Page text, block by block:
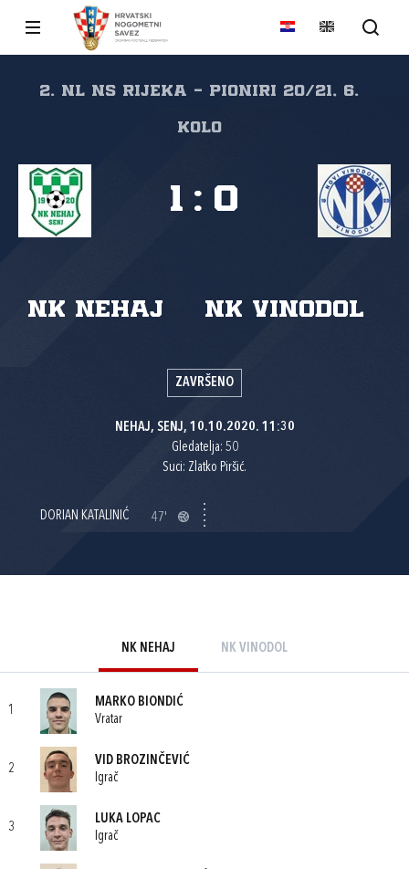
2. NL NS Rijeka - pioniri 20/21, 6.
kolo
NK Nehaj NK Vinodol
1 : 0
ZAVRŠENO
NEHAJ, SENJ, 10.10.2020. 11:30
Gledatelja: 50
Suci: Zlatko Piršić.
DORIAN KATALINIĆ 47'
NK NEHAJ NK VINODOL
1
MARKO BIONDIĆ
Vratar
2
VID BROZINČEVIĆ
Igrač
3
LUKA LOPAC
Igrač